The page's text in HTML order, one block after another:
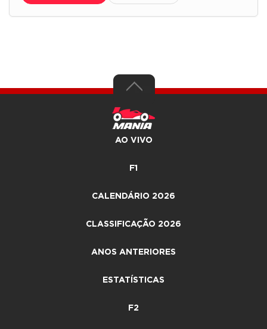
AO VIVO
F1
CALENDÁRIO 2026
CLASSIFICAÇÃO 2026
ANOS ANTERIORES
ESTATÍSTICAS
F2